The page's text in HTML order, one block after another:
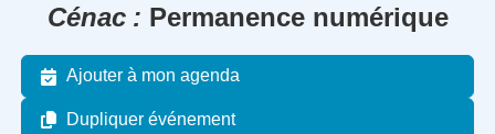
Cénac Permanence numérique
Ajouter à mon agenda
Dupliquer événement